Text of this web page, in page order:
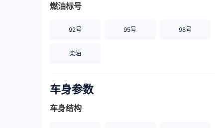
燃油标号
92号 95号 98号
柴油
车身参数
车身结构